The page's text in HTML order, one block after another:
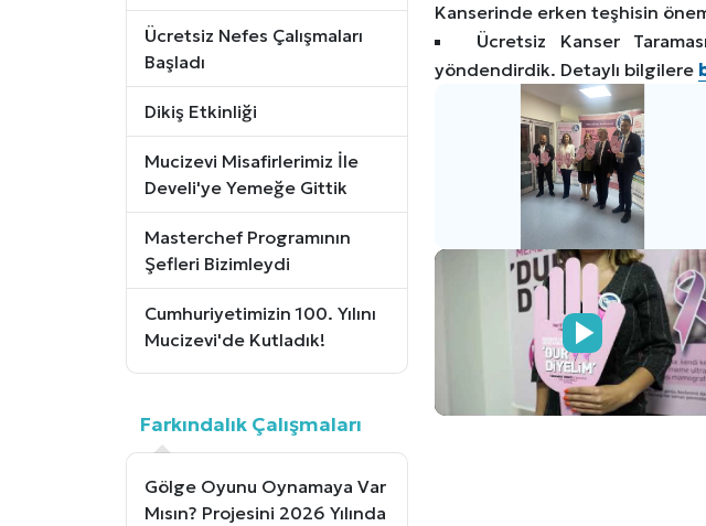
Ücretsiz Nefes Çalışmaları
Başladı
Dikiş Etkinliği
Mucizevi Misafirlerimiz İle
Develi'ye Yemeğe Gittik
Masterchef Programının
Şefleri Bizimleydi
Cumhuriyetimizin 100. Yılını
Mucizevi'de Kutladık!
Farkındalık Çalışmaları
Gölge Oyunu Oynamaya Var
Mısın? Projesini 2026 Yılında
Kanserinde erken teşhisin
Ücretsiz Kanser
yöndendirdik. Detaylı bilgilere